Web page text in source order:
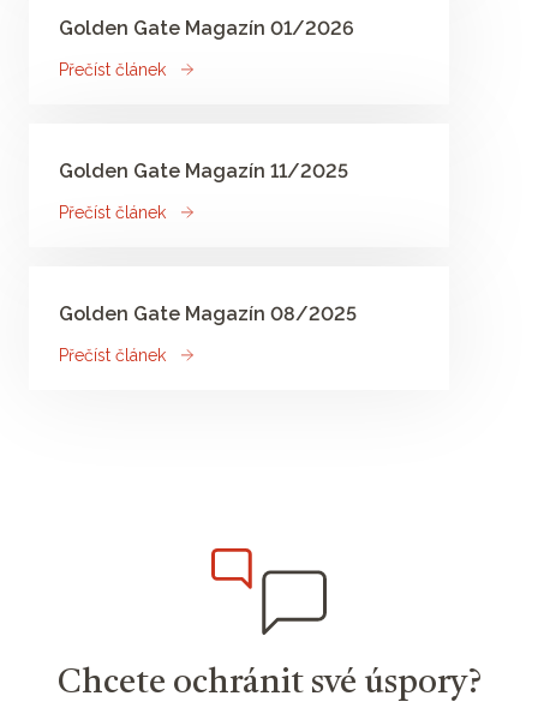
Golden Gate Magazín 01/2026
Přečíst článek
Golden Gate Magazín 11/2025
Přečíst článek
Golden Gate Magazín 08/2025
Přečíst článek
Chcete ochránit své úspory?